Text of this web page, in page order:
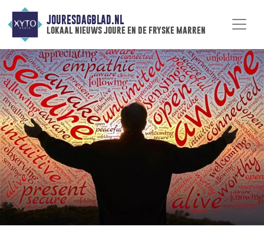
JOURESDAGBLAD.NL
lokaal nieuws joure en de fryske marren